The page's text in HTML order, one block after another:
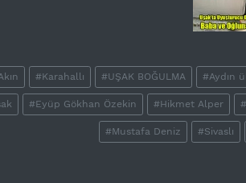
#Karahallı #UŞAK BOĞULMA #Aydın
#Eyüp Gökhan Özekin #Hikmet Alper
#Mustafa Deniz #Sivaslı